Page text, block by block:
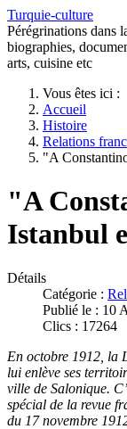
Turquie-culture
Pérégrinations dans
biographies,
arts, cuisine etc
Vous êtes ici :
Accueil
Histoire
Relations
"A
"A
Istanbul
Détails
Catégorie :
Publié le : 10
Clics : 17264
En octobre 1912, la
lui enlève ses
ville de Salonique.
spécial de la revue
du 17 novembre